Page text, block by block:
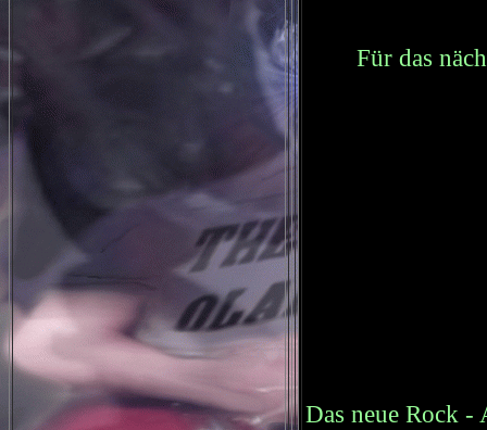
Für das
Das neue Rock